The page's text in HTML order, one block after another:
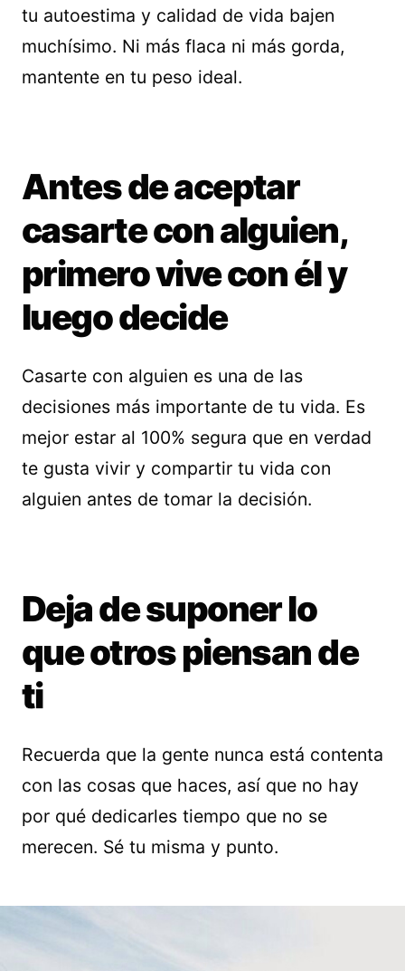
tu autoestima y calidad de vida bajen
muchísimo. Ni más flaca ni más gorda,
mantente en tu peso ideal.
Antes de aceptar
casarte con alguien,
primero vive con él y
luego decide
Casarte con alguien es una de las
decisiones más importante de tu vida. Es
mejor estar al 100% segura que en verdad
te gusta vivir y compartir tu vida con
alguien antes de tomar la decisión.
Deja de suponer lo
que otros piensan de
ti
Recuerda que la gente nunca está contenta
con las cosas que haces, así que no hay
por qué dedicarles tiempo que no se
merecen. Sé tu misma y punto.